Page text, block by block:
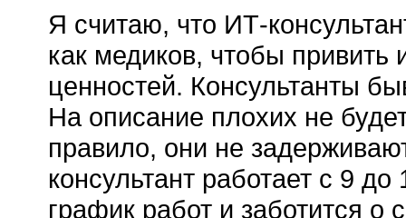
Я считаю, что ИТ-
как медиков, чтобы
ценностей. Консультанты
На описание плохих не
правило, они не
консультант работает с 9
график работ и заботится о